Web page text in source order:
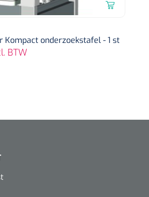
1007140
Kompact onderzoekstafel - 1 st
BTW